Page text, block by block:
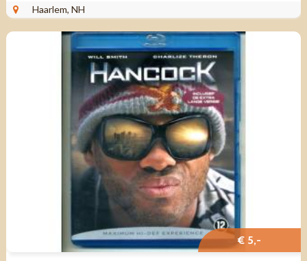
stuk(s) ...Haarlem, NH
€ 5,-